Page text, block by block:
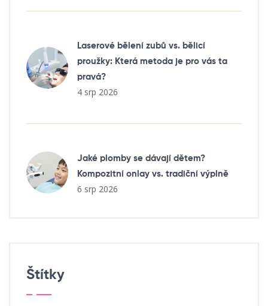
Laserové bělení zubů vs. bělicí
proužky: Která metoda je pro vás ta
pravá?
4 srp 2026
Jaké plomby se dávají dětem?
Kompozitní onlay vs. tradiční výplně
6 srp 2026
Štítky